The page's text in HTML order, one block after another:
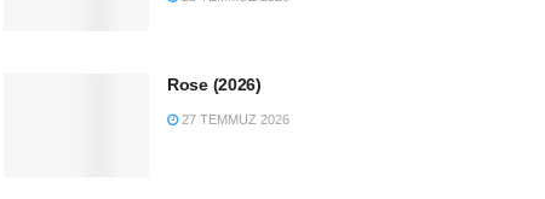
Rose (2026)
27 TEMMUZ 2026